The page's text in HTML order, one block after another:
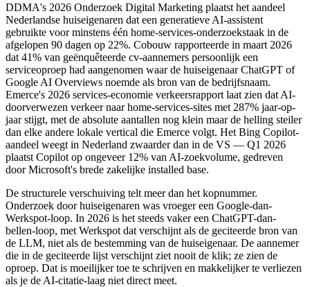
DDMA's 2026 Onderzoek Digital Marketing plaatst het aandeel
Nederlandse huiseigenaren dat een generatieve AI-assistent
gebruikte voor minstens één home-services-onderzoekstaak in de
afgelopen 90 dagen op 22%. Cobouw rapporteerde in maart 2026
dat 41% van geënquêteerde cv-aannemers persoonlijk een
serviceoproep had aangenomen waar de huiseigenaar ChatGPT of
Google AI Overviews noemde als bron van de bedrijfsnaam.
Emerce's 2026 services-economie verkeersrapport laat zien dat AI-
doorverwezen verkeer naar home-services-sites met 287% jaar-op-
jaar stijgt, met de absolute aantallen nog klein maar de helling steiler
dan elke andere lokale vertical die Emerce volgt. Het Bing Copilot-
aandeel weegt in Nederland zwaarder dan in de VS — Q1 2026
plaatst Copilot op ongeveer 12% van AI-zoekvolume, gedreven
door Microsoft's brede zakelijke installed base.
De structurele verschuiving telt meer dan het kopnummer.
Onderzoek door huiseigenaren was vroeger een Google-dan-
Werkspot-loop. In 2026 is het steeds vaker een ChatGPT-dan-
bellen-loop, met Werkspot dat verschijnt als de geciteerde bron van
de LLM, niet als de bestemming van de huiseigenaar. De aannemer
die in de geciteerde lijst verschijnt ziet nooit de klik; ze zien de
oproep. Dat is moeilijker toe te schrijven en makkelijker te verliezen
als je de AI-citatie-laag niet direct meet.